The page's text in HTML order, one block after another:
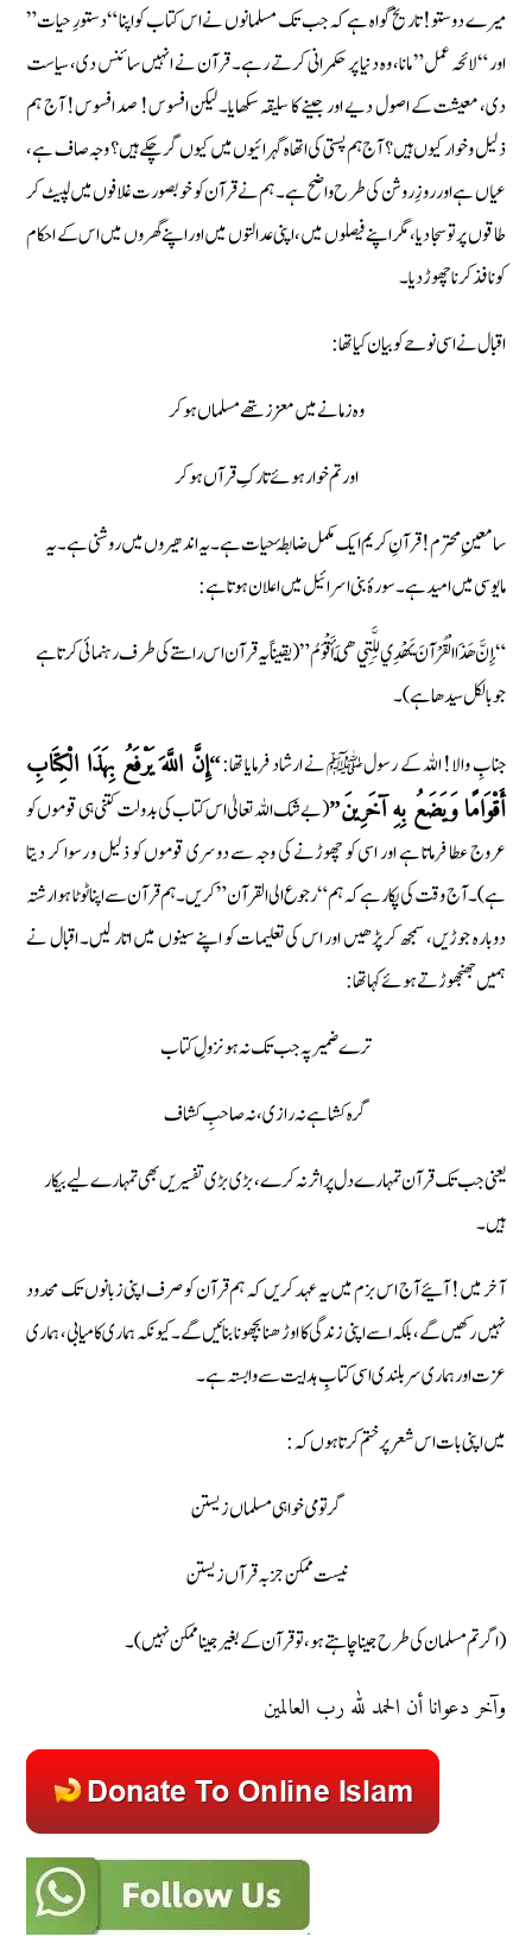
میرے دوستو! تاریخ گواہ ہے کہ جب تک مسلمانوں نے اس کتاب کو اپنا “دستورِ حیات”
اور “لائحہ عمل” مانا، وہ دنیا پر حکمرانی کرتے رہے۔ قرآن نے انہیں سائنس دی، سیاست
دی، معیشت کے اصول دیے اور جینے کا سلیقہ سکھایا۔ لیکن افسوس! صد افسوس! آج ہم
ذلیل و خوار کیوں ہیں؟ آج ہم پستی کی اتھاہ گہرائیوں میں کیوں گر چکے ہیں؟ وجہ صاف ہے،
عیاں ہے اور روزِ روشن کی طرح واضح ہے۔ ہم نے قرآن کو خوبصورت غلافوں میں لپیٹ کر
طاقوں پر تو سجا دیا، مگر اپنے فیصلوں میں، اپنی عدالتوں میں اور اپنے گھروں میں اس کے احکام
کو نافذ کرنا چھوڑ دیا۔
اقبال نے اسی نوحے کو بیان کیا تھا:
وہ زمانے میں معزز تھے مسلماں ہو کر
اور تم خوار ہوئے تارکِ قرآں ہو کر
سامعینِ محترم! قرآنِ کریم ایک مکمل ضابطۂ حیات ہے۔ یہ اندھیروں میں روشنی ہے۔ یہ
مایوسی میں امید ہے۔ سورۂ بنی اسرائیل میں اعلان ہوتا ہے:
“إِنَّ هَذَا الْقُرْآنَ يَهْدِي لِلَّتِي هِيَ أَقْوَمُ” (یقیناً یہ قرآن اس راستے کی طرف رہنمائی کرتا ہے
جو بالکل سیدھا ہے)۔
جنابِ والا! اللہ کے رسول ﷺ نے ارشاد فرمایا تھا:“إِنَّ اللَّهَ يَرْفَعُ بِهَذَا الْكِتَابِ
أَقْوَامًا وَيَضَعُ بِهِ آخَرِينَ”(بے شک اللہ تعالیٰ اس کتاب کی بدولت کتنی ہی قوموں کو
عروج عطا فرماتا ہے اور اسی کو چھوڑنے کی وجہ سے دوسری قوموں کو ذلیل و رسوا کر دیتا
ہے)۔ آج وقت کی پکار ہے کہ ہم “رجوع الی القرآن” کریں۔ ہم قرآن سے اپنا ٹوٹا ہوا رشتہ
دوبارہ جوڑیں، سمجھ کر پڑھیں اور اس کی تعلیمات کو اپنے سینوں میں اتار لیں۔ اقبال نے
ہمیں جھنجھوڑتے ہوئے کہا تھا:
ترے ضمیر پہ جب تک نہ ہو نزولِ کتاب
گرہ کشا ہے نہ رازی، نہ صاحبِ کشاف
یعنی جب تک قرآن تمہارے دل پر اثر نہ کرے، بڑی بڑی تفسیریں بھی تمہارے لیے بیکار
ہیں۔
آخر میں! آئیے آج اس بزم میں یہ عہد کریں کہ ہم قرآن کو صرف اپنی زبانوں تک محدود
نہیں رکھیں گے، بلکہ اسے اپنی زندگی کا اوڑھنا بچھونا بنائیں گے۔ کیونکہ ہماری کامیابی، ہماری
عزت اور ہماری سربلندی اسی کتابِ ہدایت سے وابستہ ہے۔
میں اپنی بات اس شعر پر ختم کرتا ہوں کہ:
گر تو می خواہی مسلماں زیستن
نیست ممکن جز بہ قرآں زیستن
(اگر تم مسلمان کی طرح جینا چاہتے ہو، تو قرآن کے بغیر جینا ممکن نہیں)۔
وآخر دعوانا أن الحمد لله رب العالمین